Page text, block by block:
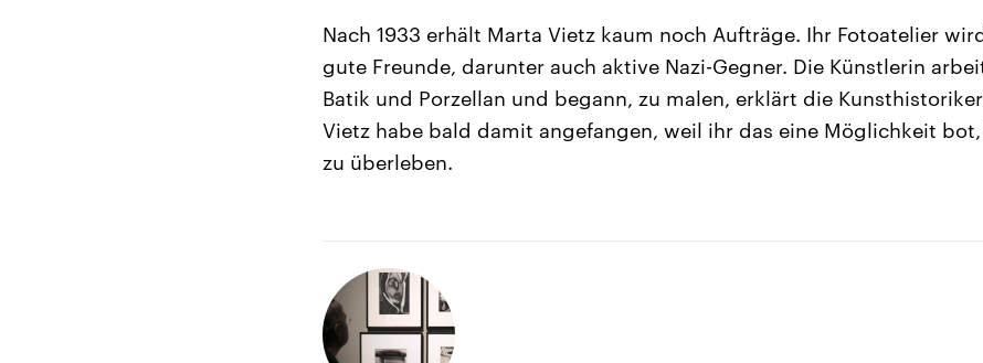
Nach 1933 erhält Marta Vietz kaum noch Aufträge. Ihr Fotoatelier
gute Freunde, darunter auch aktive Nazi-Gegner. Die Künstlerin
Batik und Porzellan und begann, zu malen, erklärt die
Vietz habe bald damit angefangen, weil ihr das eine Möglichkeit
zu überleben.